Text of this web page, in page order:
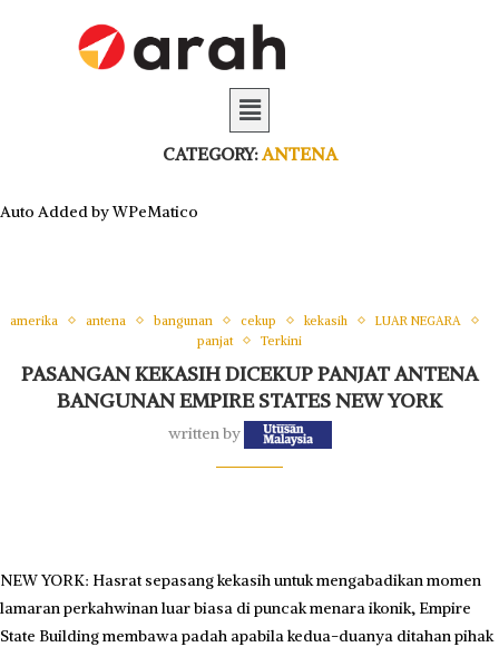
CATEGORY:ANTENA
Auto Added by WPeMatico
amerika antena bangunan cekup kekasih
LUAR NEGARA
panjat
Terkini
PASANGAN KEKASIH DICEKUP PANJAT ANTENA
BANGUNAN EMPIRE STATES NEW YORK
written by
NEW YORK: Hasrat sepasang kekasih untuk mengabadikan momen
lamaran perkahwinan luar biasa di puncak menara ikonik, Empire
State Building membawa padah apabila kedua-duanya ditahan pihak